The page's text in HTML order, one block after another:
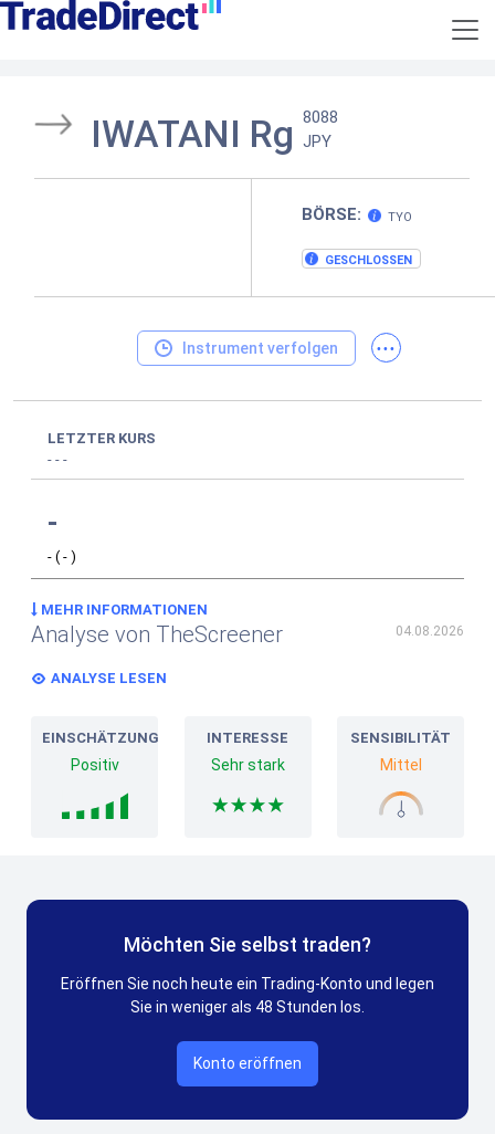
IWATANI Rg 8088
JPY
BÖRSE: TYO
GESCHLOSSEN
Instrument verfolgen ...
LETZTER KURS
- - -
-
- ( - )
MEHR INFORMATIONEN
Analyse von TheScreener 04.08.2026
ANALYSE LESEN
EINSCHÄTZUNG
Positiv
INTERESSE
Sehr stark
SENSIBILITÄT
Mittel
Möchten Sie selbst traden?
Eröffnen Sie noch heute ein Trading-Konto und legen
Sie in weniger als 48 Stunden los.
Konto eröffnen